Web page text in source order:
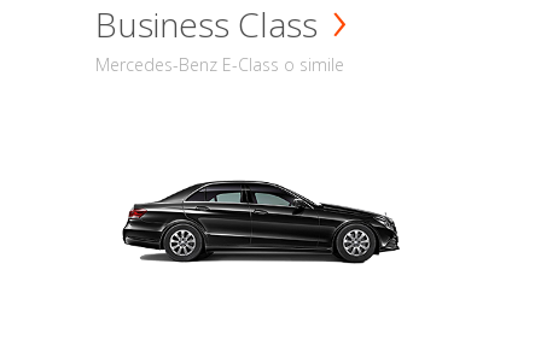
Business Class
Mercedes-Benz E-Class o simile